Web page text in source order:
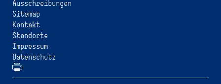
Ausschreibungen
Sitemap
Kontakt
Standorte
Impressum
Datenschutz